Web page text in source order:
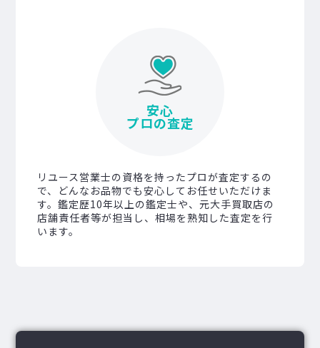
安心
プロの査定
リユース営業士の資格を持ったプロが査定するの
で、どんなお品物でも安心してお任せいただけま
す。鑑定歴10年以上の鑑定士や、元大手買取店の
店舗責任者等が担当し、相場を熟知した査定を行
います。